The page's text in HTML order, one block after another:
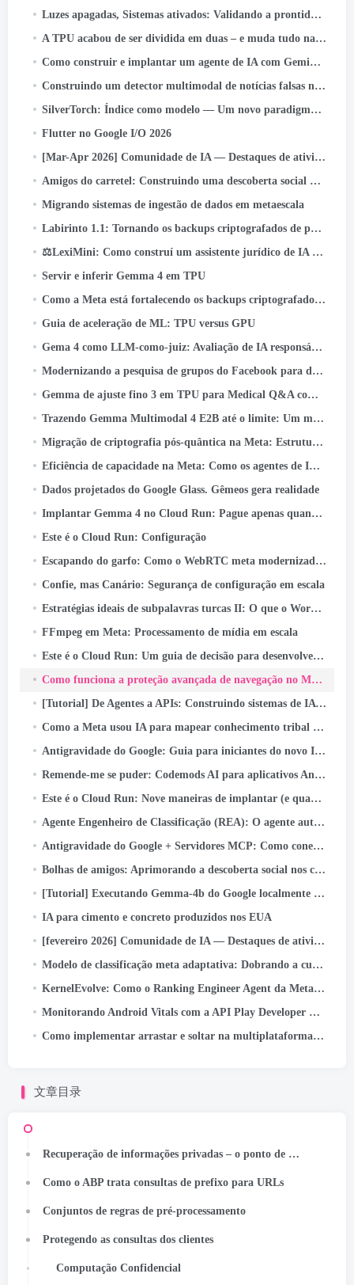
Luzes apagadas, Sistemas ativados: Validando a prontidão para perda instantânea de energia
A TPU acabou de ser dividida em duas – e muda tudo na infraestrutura de IA
Como construir e implantar um agente de IA com Gemini CLI e Google ADK: UM
Construindo um detector multimodal de notícias falsas na Indonésia com JAX, Linho, e Keras Kinetic no Cloud TPU
SilverTorch: Índice como modelo — Um novo paradigma de recuperação para sistemas de recomendação
Flutter no Google I/O 2026
[Mar-Apr 2026] Comunidade de IA — Destaques de atividades e conquistas
Amigos do carretel: Construindo uma descoberta social que chega a bilhões
Migrando sistemas de ingestão de dados em metaescala
Labirinto 1.1: Tornando os backups criptografados de ponta a ponta ainda mais confiáveis
⚖️LexiMini: Como construí um assistente jurídico de IA para a Índia - do zero, em uma TPU
Servir e inferir Gemma 4 em TPU
Como a Meta está fortalecendo os backups criptografados de ponta a ponta
Guia de aceleração de ML: TPU versus GPU
Gema 4 como LLM-como-juiz: Avaliação de IA responsável em lote no Cloud TPU v5e
Modernizando a pesquisa de grupos do Facebook para desbloquear o poder do conhecimento da comunidade
Gemma de ajuste fino 3 em TPU para Medical Q&A com Keras e JAX
Trazendo Gemma Multimodal 4 E2B até o limite: Um mergulho profundo no LiteRT-LM e no Qualcomm QNN
Migração de criptografia pós-quântica na Meta: Estrutura, Lições, e Conclusões
Eficiência de capacidade na Meta: Como os agentes de IA unificados otimizam o desempenho em hiperescala
Dados projetados do Google Glass. Gêmeos gera realidade
Implantar Gemma 4 no Cloud Run: Pague apenas quando realmente usar
Este é o Cloud Run: Configuração
Escapando do garfo: Como o WebRTC meta modernizado 50+ Casos de uso
Confie, mas Canário: Segurança de configuração em escala
Estratégias ideais de subpalavras turcas II: O que o WordPiece aprende com a morfologia turca
FFmpeg em Meta: Processamento de mídia em escala
Este é o Cloud Run: Um guia de decisão para desenvolvedores
Como funciona a proteção avançada de navegação no Messenger
[Tutorial] De Agentes a APIs: Construindo sistemas de IA prontos para produção com o Google ADK & API rápida
Como a Meta usou IA para mapear conhecimento tribal em pipelines de dados em grande escala
Antigravidade do Google: Guia para iniciantes do novo IDE Agentic (Passo a passo + Caso de uso real)
Remende-me se puder: Codemods AI para aplicativos Android seguros por padrão
Este é o Cloud Run: Nove maneiras de implantar (e quando usar cada um)
Agente Engenheiro de Classificação (REA): O agente autônomo de IA acelerando a inovação na classificação de anúncios da Meta
Antigravidade do Google + Servidores MCP: Como conectar GitHub e enviar código com apenas um prompt (Papel…
Bolhas de amigos: Aprimorando a descoberta social nos carretéis do Facebook
[Tutorial] Executando Gemma-4b do Google localmente com Google ADK e GPUs A40 duplas
IA para cimento e concreto produzidos nos EUA
[fevereiro 2026] Comunidade de IA — Destaques de atividades e conquistas
Modelo de classificação meta adaptativa: Dobrando a curva de escala de inferência para servir modelos em escala LLM para anúncios
KernelEvolve: Como o Ranking Engineer Agent da Meta otimiza a infraestrutura de IA
Monitorando Android Vitals com a API Play Developer Reporting
Como implementar arrastar e soltar na multiplataforma Kotlin
文章目录
Recuperação de informações privadas – o ponto de partida para ABP
Como o ABP trata consultas de prefixo para URLs
Conjuntos de regras de pré-processamento
Protegendo as consultas dos clientes
Computação Confidencial